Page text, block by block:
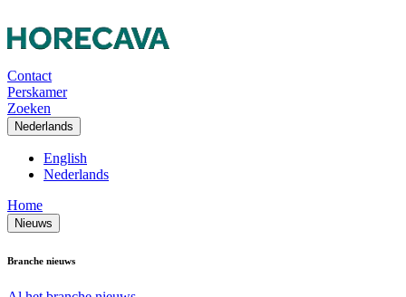
Contact
Perskamer
Zoeken
Nederlands
English
Nederlands
Home
Nieuws
Branche nieuws